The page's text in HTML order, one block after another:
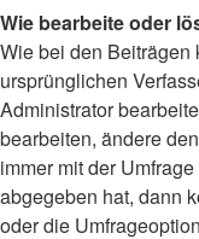
Wie bearbeite oder
Wie bei den Beiträgen
ursprünglichen
Administrator
bearbeiten, ändere
immer mit der
abgegeben hat, dann
oder die